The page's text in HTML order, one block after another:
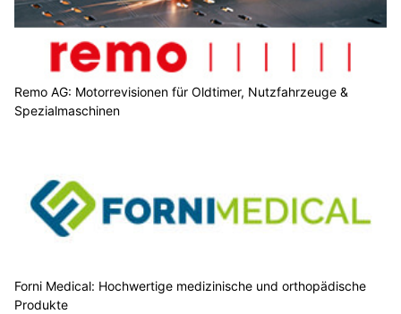
Remo AG: Motorrevisionen für Oldtimer, Nutzfahrzeuge &
Spezialmaschinen
Forni Medical: Hochwertige medizinische und orthopädische
Produkte